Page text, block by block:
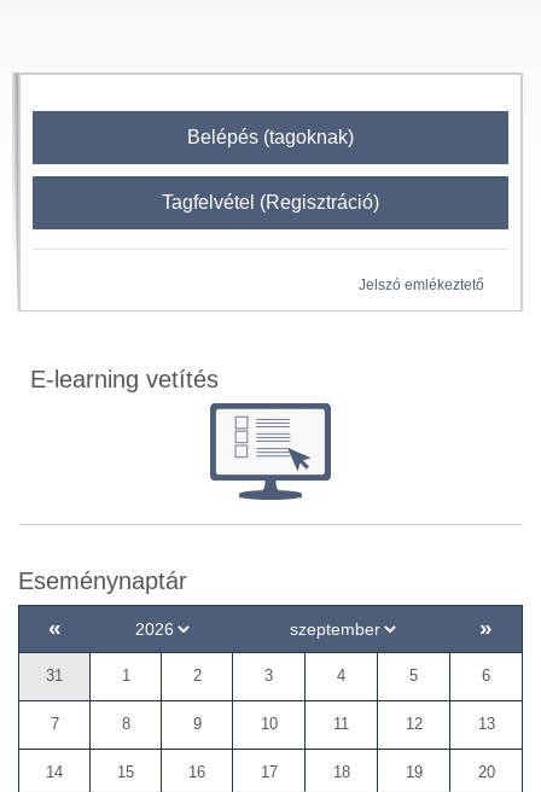
Belépés (tagoknak)
Tagfelvétel (Regisztráció)
Jelszó emlékeztető
E-learning vetítés
Eseménynaptár
« »
31 1 2 3 4 5 6
7 8 9 10 11 12 13
14 15 16 17 18 19 20